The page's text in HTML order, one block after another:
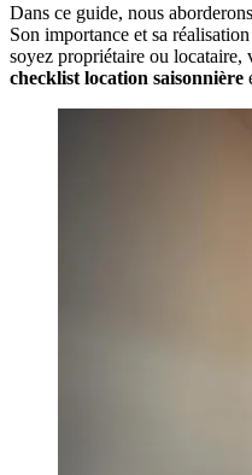
Dans ce guide, nous
Son importance et sa
soyez propriétaire ou locataire,
checklist location saisonnière